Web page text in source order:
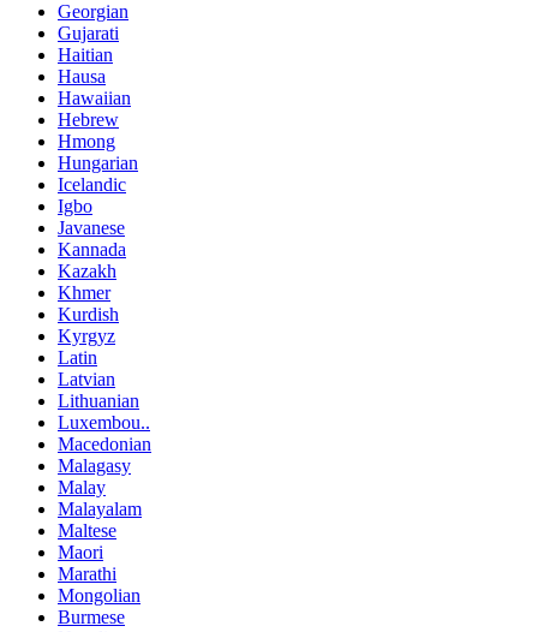
Georgian
Gujarati
Haitian
Hausa
Hawaiian
Hebrew
Hmong
Hungarian
Icelandic
Igbo
Javanese
Kannada
Kazakh
Khmer
Kurdish
Kyrgyz
Latin
Latvian
Lithuanian
Luxembou..
Macedonian
Malagasy
Malay
Malayalam
Maltese
Maori
Marathi
Mongolian
Burmese